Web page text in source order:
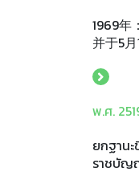
1969年
并于5
พ.ศ.
ยกฐาน
ราชบัญ